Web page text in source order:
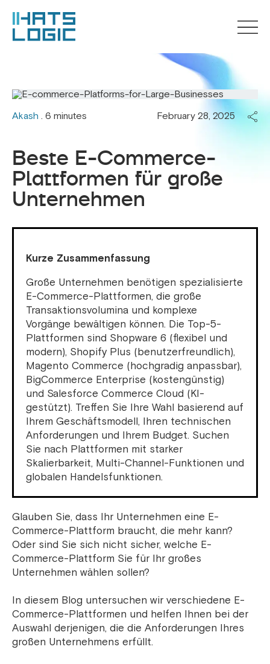
Akash . 6 minutes February 28, 2025
Beste E-Commerce-
Plattformen für große
Unternehmen
Kurze Zusammenfassung
Große Unternehmen benötigen spezialisierte
E-Commerce-Plattformen, die große
Transaktionsvolumina und komplexe
Vorgänge bewältigen können. Die Top-5-
Plattformen sind Shopware 6 (flexibel und
modern), Shopify Plus (benutzerfreundlich),
Magento Commerce (hochgradig anpassbar),
BigCommerce Enterprise (kostengünstig)
und Salesforce Commerce Cloud (KI-
gestützt). Treffen Sie Ihre Wahl basierend auf
Ihrem Geschäftsmodell, Ihren technischen
Anforderungen und Ihrem Budget. Suchen
Sie nach Plattformen mit starker
Skalierbarkeit, Multi-Channel-Funktionen und
globalen Handelsfunktionen.
Glauben Sie, dass Ihr Unternehmen eine E-
Commerce-Plattform braucht, die mehr kann?
Oder sind Sie sich nicht sicher, welche E-
Commerce-Plattform Sie für Ihr großes
Unternehmen wählen sollen?
In diesem Blog untersuchen wir verschiedene E-
Commerce-Plattformen und helfen Ihnen bei der
Auswahl derjenigen, die die Anforderungen Ihres
großen Unternehmens erfüllt.